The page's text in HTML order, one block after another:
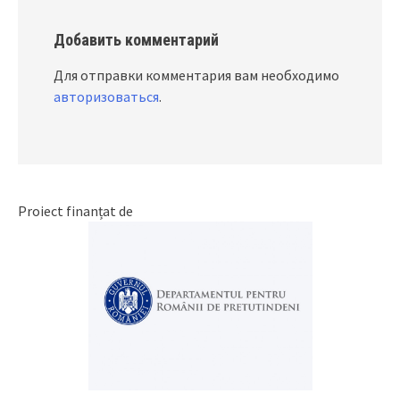
Добавить комментарий
Для отправки комментария вам необходимо
авторизоваться.
Proiect finanțat de